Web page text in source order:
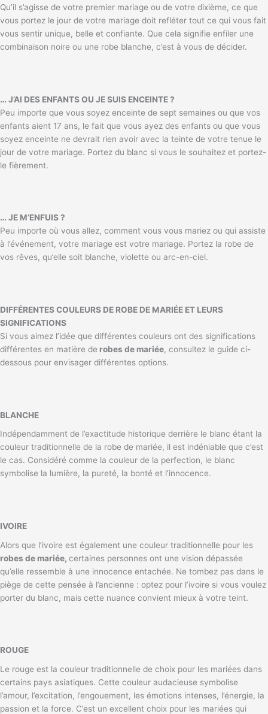
Qu’il s’agisse de votre premier mariage ou de votre dixième, ce que
vous portez le jour de votre mariage doit refléter tout ce qui vous fait
vous sentir unique, belle et confiante. Que cela signifie enfiler une
combinaison noire ou une robe blanche, c’est à vous de décider.
… J’AI DES ENFANTS OU JE SUIS ENCEINTE ?
Peu importe que vous soyez enceinte de sept semaines ou que vos
enfants aient 17 ans, le fait que vous ayez des enfants ou que vous
soyez enceinte ne devrait rien avoir avec la teinte de votre tenue le
jour de votre mariage. Portez du blanc si vous le souhaitez et portez-
le fièrement.
… JE M’ENFUIS ?
Peu importe où vous allez, comment vous vous mariez ou qui assiste
à l’événement, votre mariage est votre mariage. Portez la robe de
vos rêves, qu’elle soit blanche, violette ou arc-en-ciel.
DIFFÉRENTES COULEURS DE ROBE DE MARIÉE ET LEURS
SIGNIFICATIONS
Si vous aimez l’idée que différentes couleurs ont des significations
différentes en matière de robes de mariée, consultez le guide ci-
dessous pour envisager différentes options.
BLANCHE
Indépendamment de l’exactitude historique derrière le blanc étant la
couleur traditionnelle de la robe de mariée, il est indéniable que c’est
le cas. Considéré comme la couleur de la perfection, le blanc
symbolise la lumière, la pureté, la bonté et l’innocence.
IVOIRE
Alors que l’ivoire est également une couleur traditionnelle pour les
robes de mariée, certaines personnes ont une vision dépassée
qu’elle ressemble à une innocence entachée. Ne tombez pas dans le
piège de cette pensée à l’ancienne : optez pour l’ivoire si vous voulez
porter du blanc, mais cette nuance convient mieux à votre teint.
ROUGE
Le rouge est la couleur traditionnelle de choix pour les mariées dans
certains pays asiatiques. Cette couleur audacieuse symbolise
l’amour, l’excitation, l’engouement, les émotions intenses, l’énergie, la
passion et la force. C’est un excellent choix pour les mariées qui